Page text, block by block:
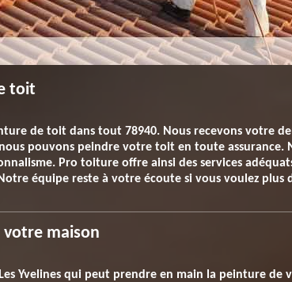
toit
de toit dans tout 78940. Nous recevons votre
pouvons peindre votre toit en toute assurance.
Pro toiture offre ainsi des services
équipe reste à votre écoute si vous voulez plus
maison
Yvelines qui peut prendre en main la peinture de